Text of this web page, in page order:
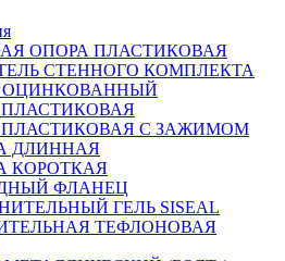
ОПОРА ПЛАСТИКОВАЯ
СТЕННОГО КОМПЛЕКТА
ОЦИНКОВАННЫЙ
С ЗАЖИМОМ
ДЛИННАЯ
КОРОТКАЯ
ФЛАНЕЦ
ГЕЛЬ SISEAL
ТЕФЛОНОВАЯ